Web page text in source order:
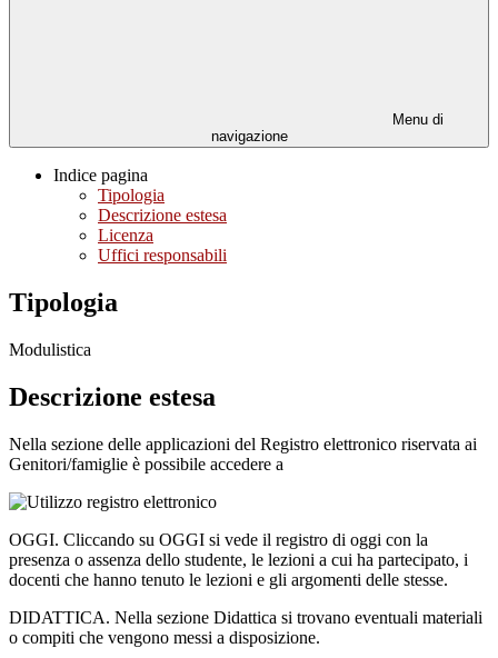
Menu di
navigazione
Indice pagina
Tipologia
Descrizione estesa
Licenza
Uffici responsabili
Tipologia
Modulistica
Descrizione estesa
Nella sezione delle applicazioni del Registro elettronico riservata ai
Genitori/famiglie è possibile accedere a
OGGI. Cliccando su OGGI si vede il registro di oggi con la
presenza o assenza dello studente, le lezioni a cui ha partecipato, i
docenti che hanno tenuto le lezioni e gli argomenti delle stesse.
DIDATTICA. Nella sezione Didattica si trovano eventuali materiali
o compiti che vengono messi a disposizione.